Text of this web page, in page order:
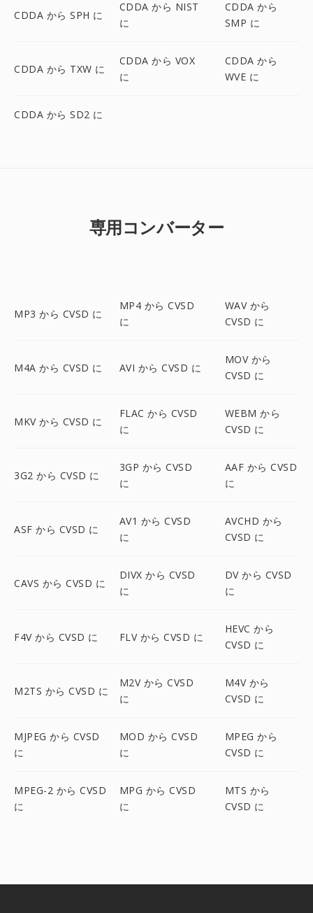
CDDA から SPH に
CDDA から NIST
に
CDDA から
SMP に
CDDA から TXW に
CDDA から VOX
に
CDDA から
WVE に
CDDA から SD2 に
専用コンバーター
MP3 から CVSD に
MP4 から CVSD
に
WAV から
CVSD に
M4A から CVSD に AVI から CVSD に
MOV から
CVSD に
MKV から CVSD に
FLAC から CVSD
に
WEBM から
CVSD に
3G2 から CVSD に
3GP から CVSD
に
AAF から CVSD
に
ASF から CVSD に
AV1 から CVSD
に
AVCHD から
CVSD に
CAVS から CVSD に
DIVX から CVSD
に
DV から CVSD
に
F4V から CVSD に FLV から CVSD に
HEVC から
CVSD に
M2TS から CVSD に
M2V から CVSD
に
M4V から
CVSD に
MJPEG から CVSD
に
MOD から CVSD
に
MPEG から
CVSD に
MPEG-2 から CVSD
に
MPG から CVSD
に
MTS から
CVSD に